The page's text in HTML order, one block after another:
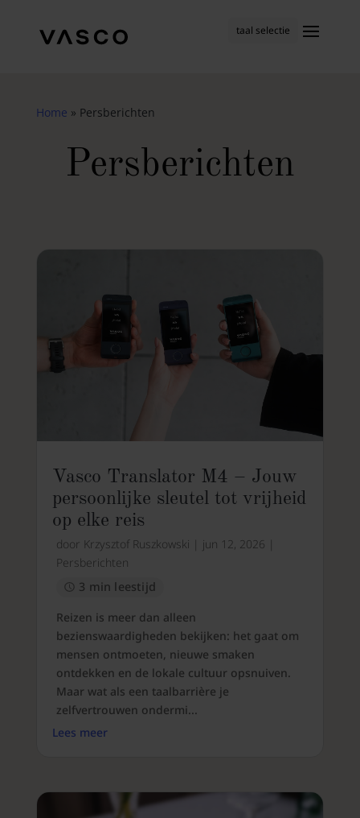
taal selectie
Home » Persberichten
Persberichten
Vasco Translator M4 – Jouw
persoonlijke sleutel tot vrijheid
op elke reis
door Krzysztof Ruszkowski jun 12, 2026
Persberichten
3 min leestijd
Reizen is meer dan alleen
bezienswaardigheden bekijken: het gaat om
mensen ontmoeten, nieuwe smaken
ontdekken en de lokale cultuur opsnuiven.
Maar wat als een taalbarrière je
zelfvertrouwen ondermi...
Lees meer